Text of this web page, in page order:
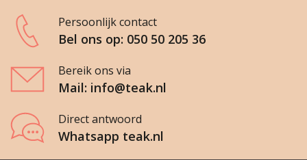
Persoonlijk contact
Bel ons op: 050 50 205 36
Bereik ons via
Mail: info@teak.nl
Direct antwoord
Whatsapp teak.nl